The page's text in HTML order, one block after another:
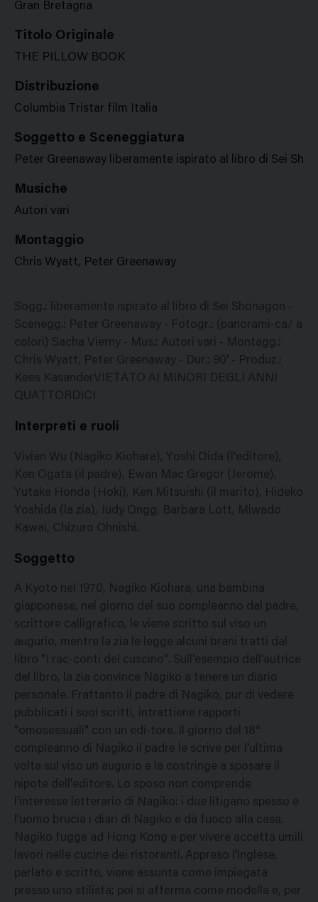
Gran Bretagna
Titolo Originale
THE PILLOW BOOK
Distribuzione
Columbia Tristar film Italia
Soggetto e Sceneggiatura
Peter Greenaway liberamente ispirato al libro di Sei
Musiche
Autori vari
Montaggio
Chris Wyatt, Peter Greenaway
Sogg.: liberamente ispirato al libro di Sei Shonagon -
Scenegg.: Peter Greenaway - Fotogr.: (panorami-ca/ a
colori) Sacha Vierny - Mus.: Autori vari - Montagg.:
Chris Wyatt, Peter Greenaway - Dur.: 90' - Produz.:
Kees KasanderVIETATO AI MINORI DEGLI ANNI
QUATTORDICI
Interpreti e ruoli
Vivian Wu (Nagiko Kiohara), Yoshi Oida (l'editore),
Ken Ogata (il padre), Ewan Mac Gregor (Jerome),
Yutaka Honda (Hoki), Ken Mitsuishi (il marito), Hideko
Yoshida (la zia), Judy Ongg, Barbara Lott, Miwado
Kawai, Chizuro Ohnishi.
Soggetto
A Kyoto nel 1970, Nagiko Kiohara, una bambina
giapponese, nel giorno del suo compleanno dal padre,
scrittore calligrafico, le viene scritto sul viso un
augurio, mentre la zia le legge alcuni brani tratti dal
libro "I rac-conti del cuscino". Sull'esempio dell'autrice
del libro, la zia convince Nagiko a tenere un diario
personale. Frattanto il padre di Nagiko, pur di vedere
pubblicati i suoi scritti, intrattiene rapporti
"omosessuali" con un edi-tore. Il giorno del 18°
compleanno di Nagiko il padre le scrive per l'ultima
volta sul viso un augurio e la costringe a sposare il
nipote dell'editore. Lo sposo non comprende
l'interesse letterario di Nagiko: i due litigano spesso e
l'uomo brucia i diari di Nagiko e dà fuoco alla casa.
Nagiko fugge ad Hong Kong e per vivere accetta umili
lavori nelle cucine dei ristoranti. Appreso l'inglese,
parlato e scritto, viene assunta come impiegata
presso uno stilista; poi si afferma come modella e, per